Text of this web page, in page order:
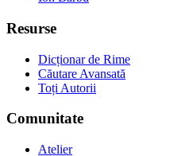
Resurse
Dicționar de Rime
Căutare Avansată
Toți Autorii
Comunitate
Atelier